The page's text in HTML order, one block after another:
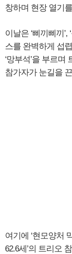
창하며 현장 열기
이날은 ‘삐끼삐끼’,
스를 완벽하게 섭
‘망부석’을 부르
참가자가 눈길을
여기에 ‘현모양처
62.6세’의 트리오